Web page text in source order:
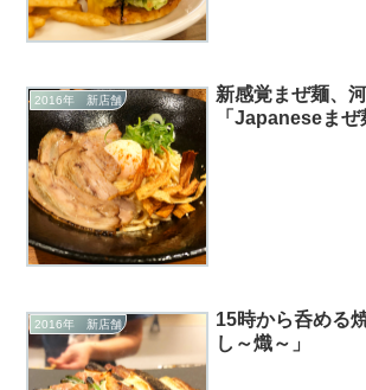
2016年 新店舗
新感覚まぜ麺、
「Japaneseまぜ
2016年 新店舗
15時から呑める
し～熾～」